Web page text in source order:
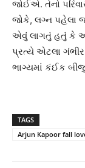
જોઈએ. તેનો
જોકે, લગ્ન પહેલા
એવું લાગતું હતું કે
પ્રત્યે એટલા
ભાગ્યમાં કંઈક
TAGS
Arjun Kapoor fall